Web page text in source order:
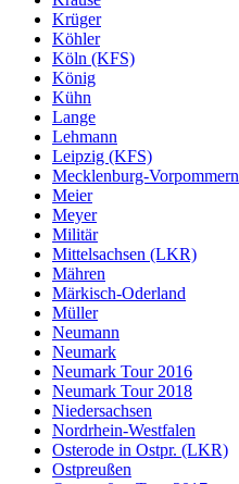
Krüger
Köhler
Köln (KFS)
König
Kühn
Lange
Lehmann
Leipzig (KFS)
Mecklenburg-Vorpommern
Meier
Meyer
Militär
Mittelsachsen (LKR)
Mähren
Märkisch-Oderland
Müller
Neumann
Neumark
Neumark Tour 2016
Neumark Tour 2018
Niedersachsen
Nordrhein-Westfalen
Osterode in Ostpr. (LKR)
Ostpreußen